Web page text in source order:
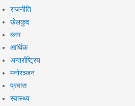
राजनीति
खेलकुद
ब्लग
आर्थिक
अन्तर्राष्ट्रिय
मनोरञ्जन
प्रवास
स्वास्थ्य